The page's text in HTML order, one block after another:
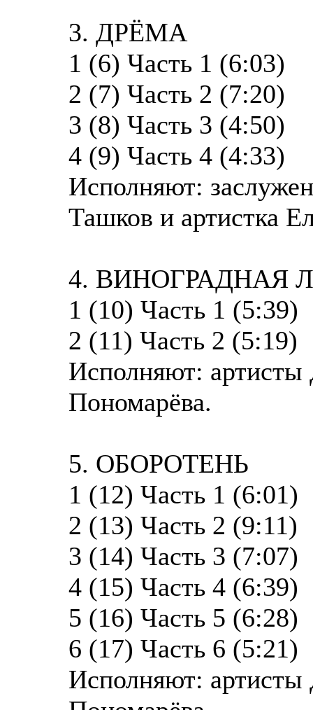
3. ДРЁМА
1 (6) Часть 1 (6:03)
2 (7) Часть 2 (7:20)
3 (8) Часть 3 (4:50)
4 (9) Часть 4 (4:33)
Исполняют:
Ташков и артистка
4. ВИНОГРАДНАЯ
1 (10) Часть 1 (5:39)
2 (11) Часть 2 (5:19)
Исполняют:
Пономарёва.
5. ОБОРОТЕНЬ
1 (12) Часть 1 (6:01)
2 (13) Часть 2 (9:11)
3 (14) Часть 3 (7:07)
4 (15) Часть 4 (6:39)
5 (16) Часть 5 (6:28)
6 (17) Часть 6 (5:21)
Исполняют: